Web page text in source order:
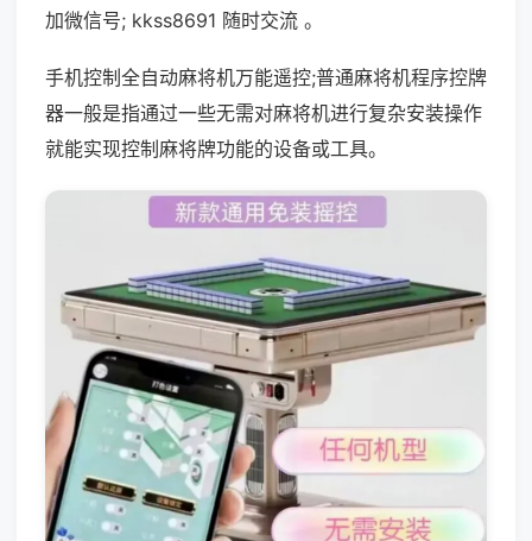
加微信号; kkss8691 随时交流 。
手机控制全自动麻将机万能遥控;普通麻将机程序控牌
器一般是指通过一些无需对麻将机进行复杂安装操作
就能实现控制麻将牌功能的设备或工具。